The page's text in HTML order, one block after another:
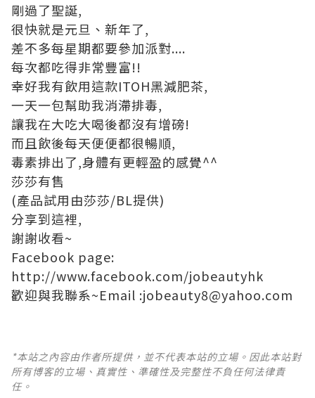
剛過了聖誕,
很快就是元旦、新年了,
差不多每星期都要參加派對....
每次都吃得非常豐富!!
幸好我有飲用這款ITOH黑減肥茶,
一天一包幫助我消滯排毒,
讓我在大吃大喝後都沒有增磅!
而且飲後每天便便都很暢順,
毒素排出了,身體有更輕盈的感覺^^
莎莎有售
(產品試用由莎莎/BL提供)
分享到這裡,
謝謝收看~
Facebook page:
http://www.facebook.com/jobeautyhk
歡迎與我聯系~Email :jobeauty8@yahoo.com
*本站之內容由作者所提供，並不代表本站的立場。因此本站對
所有博客的立場、真實性、準確性及完整性不負任何法律責
任。